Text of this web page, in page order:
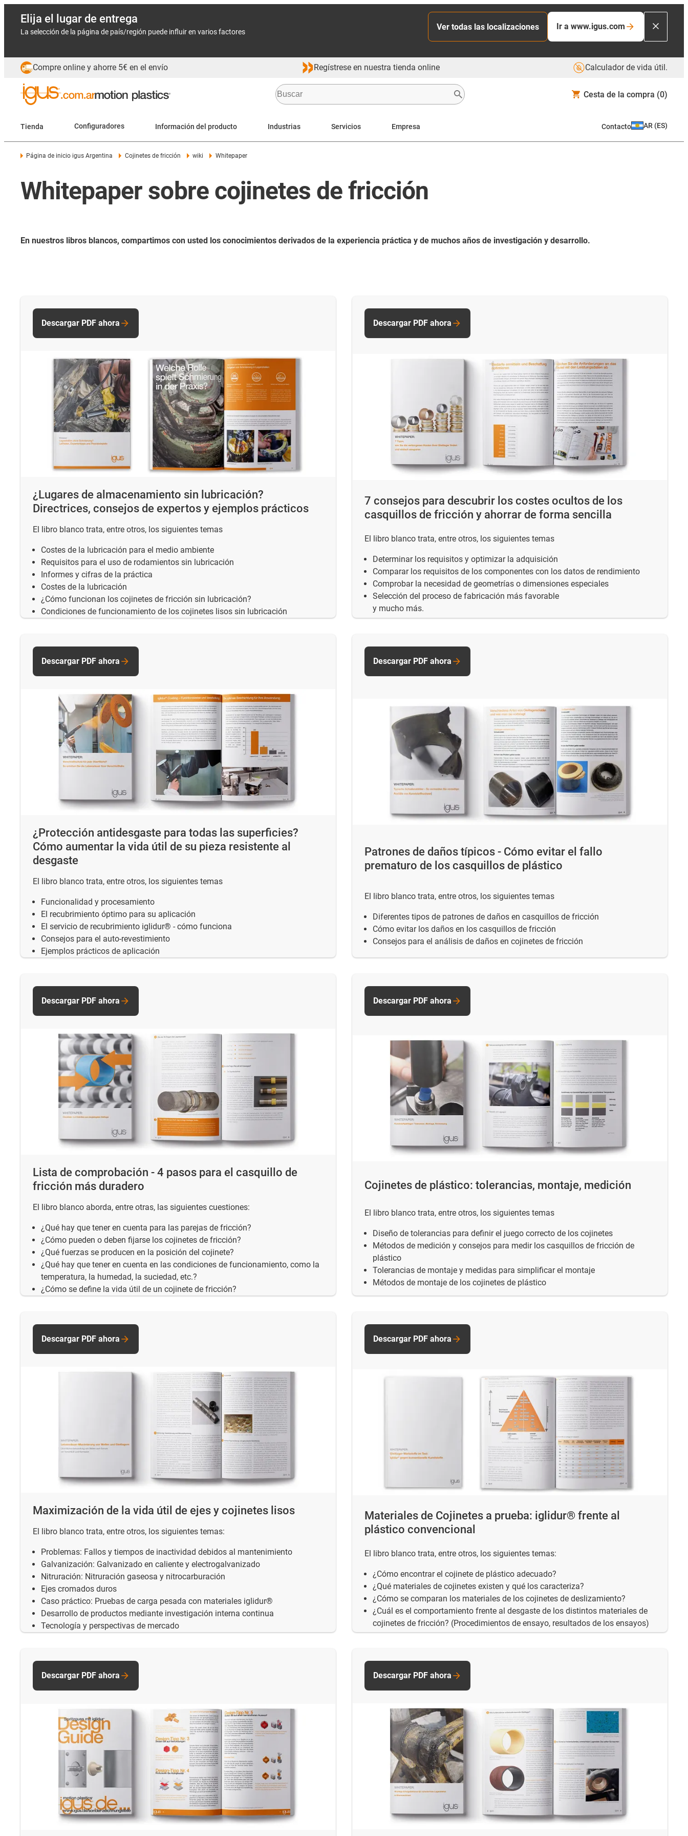
Elija el lugar de entrega
La selección de la página de país/región puede influir en varios factores
Ver todas las localizaciones Ir a www.igus.com
Compre online y ahorre 5€ en el envío Regístrese en nuestra tienda online Calculador de vida útil.
Cesta de la compra (0)
Tienda Configuradores Información del producto Industrias Servicios Empresa Contacto AR (ES)
Página de inicio igus Argentina Cojinetes de fricción wiki Whitepaper
Whitepaper sobre cojinetes de fricción
En nuestros libros blancos, compartimos con usted los conocimientos derivados de la experiencia práctica y de muchos años de investigación y desarrollo.
¿Lugares de almacenamiento sin lubricación?
Directrices, consejos de expertos y ejemplos prácticos
El libro blanco trata, entre otros, los siguientes temas
Costes de la lubricación para el medio ambiente
Requisitos para el uso de rodamientos sin lubricación
Informes y cifras de la práctica
Costes de la lubricación
¿Cómo funcionan los cojinetes de fricción sin lubricación?
Condiciones de funcionamiento de los cojinetes lisos sin lubricación
Descargar PDF ahora
7 consejos para descubrir los costes ocultos de los
casquillos de fricción y ahorrar de forma sencilla
El libro blanco trata, entre otros, los siguientes temas
Determinar los requisitos y optimizar la adquisición
Comparar los requisitos de los componentes con los datos de rendimiento
Comprobar la necesidad de geometrías o dimensiones especiales
Selección del proceso de fabricación más favorable
y mucho más.
Descargar PDF ahora
¿Protección antidesgaste para todas las superficies?
Cómo aumentar la vida útil de su pieza resistente al
desgaste
El libro blanco trata, entre otros, los siguientes temas
Funcionalidad y procesamiento
El recubrimiento óptimo para su aplicación
El servicio de recubrimiento iglidur® - cómo funciona
Consejos para el auto-revestimiento
Ejemplos prácticos de aplicación
Descargar PDF ahora
Patrones de daños típicos - Cómo evitar el fallo
prematuro de los casquillos de plástico
El libro blanco trata, entre otros, los siguientes temas
Diferentes tipos de patrones de daños en casquillos de fricción
Cómo evitar los daños en los casquillos de fricción
Consejos para el análisis de daños en cojinetes de fricción
Descargar PDF ahora
Lista de comprobación - 4 pasos para el casquillo de
fricción más duradero
El libro blanco aborda, entre otras, las siguientes cuestiones:
¿Qué hay que tener en cuenta para las parejas de fricción?
¿Cómo pueden o deben fijarse los cojinetes de fricción?
¿Qué fuerzas se producen en la posición del cojinete?
¿Qué hay que tener en cuenta en las condiciones de funcionamiento, como la
temperatura, la humedad, la suciedad, etc.?
¿Cómo se define la vida útil de un cojinete de fricción?
Descargar PDF ahora
Cojinetes de plástico: tolerancias, montaje, medición
El libro blanco trata, entre otros, los siguientes temas
Diseño de tolerancias para definir el juego correcto de los cojinetes
Métodos de medición y consejos para medir los casquillos de fricción de
plástico
Tolerancias de montaje y medidas para simplificar el montaje
Métodos de montaje de los cojinetes de plástico
Descargar PDF ahora
Maximización de la vida útil de ejes y cojinetes lisos
El libro blanco trata, entre otros, los siguientes temas:
Problemas: Fallos y tiempos de inactividad debidos al mantenimiento
Galvanización: Galvanizado en caliente y electrogalvanizado
Nitruración: Nitruración gaseosa y nitrocarburación
Ejes cromados duros
Caso práctico: Pruebas de carga pesada con materiales iglidur®
Desarrollo de productos mediante investigación interna continua
Tecnología y perspectivas de mercado
Descargar PDF ahora
Materiales de Cojinetes a prueba: iglidur® frente al
plástico convencional
El libro blanco trata, entre otros, los siguientes temas:
¿Cómo encontrar el cojinete de plástico adecuado?
¿Qué materiales de cojinetes existen y qué los caracteriza?
¿Cómo se comparan los materiales de los cojinetes de deslizamiento?
¿Cuál es el comportamiento frente al desgaste de los distintos materiales de
cojinetes de fricción? (Procedimientos de ensayo, resultados de los ensayos)
Descargar PDF ahora
Descargar PDF ahora Descargar PDF ahora